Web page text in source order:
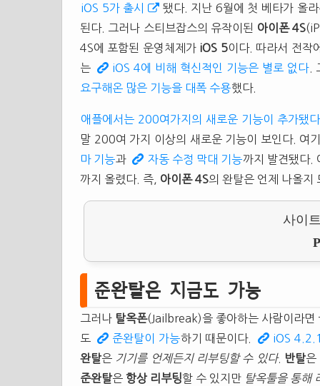
iOS 5가 출시
됐다. 지난 6월에 첫 베타가 올
된다. 그러나 스티브잡스의 유작이된 아이폰 4S
4S에 포함된 운영체제가 iOS 5이다. 따라서 전작
는
iOS 4에 비해 혁신적인 기능은 별로 없다.
요구해온 많은 기능을 대폭 수용했다.
애플에서는 200여가지의 새로운 기능이 추가됐다
말 200여 가지 이상의 새로운 기능이 보인다. 여
마 기능과 자동 수정 막대 기능까지 발견됐다.
까지 올렸다. 즉, 아이폰 4S의 완탈은 언제 나올지
사이
준완탈은 지금도 가능
그러나 탈옥폰(Jailbreak)을 좋아하는 사람이라면
도
준완탈이 가능하기 때문이다.
iOS
완탈은 기기를 언제든지 리부팅할 수 있다. 반탈은
준완탈은 항상 리부팅할 수 있지만 탈옥툴을 통해